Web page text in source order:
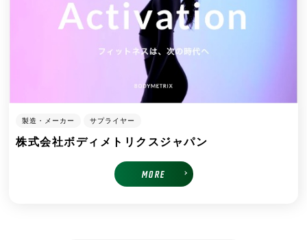
製造・メーカー サプライヤー
株式会社ボディメトリクスジャパン
MORE